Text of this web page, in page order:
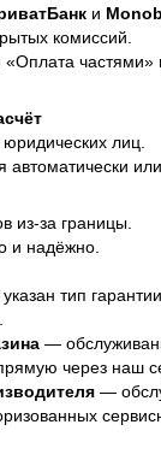
и
комиссий.
лиц.
автоматически
из-за границы.
и надёжно.
тип
—
через наш
—